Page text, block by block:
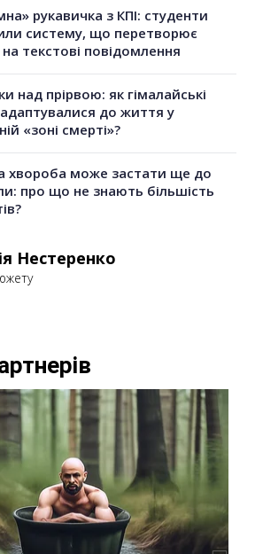
рукавичка з КПІ: студенти
систему, що перетворює
текстові повідомлення
над прірвою: як гімалайські
до життя у
«зоні смерті»?
хвороба може застати ще до
про що не знають більшість
Нестеренко